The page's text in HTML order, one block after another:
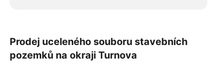
Prodej uceleného souboru stavebních
pozemků na okraji Turnova